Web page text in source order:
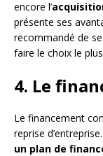
encore l’
présente ses
recommandé de
faire le choix le
4. Le
Le financement
reprise
un plan de